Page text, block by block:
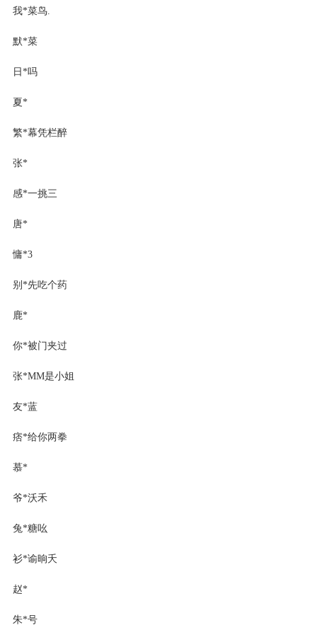
我*菜鸟.
默*菜
日*吗
夏*
繁*幕凭栏醉
张*
感*一挑三
唐*
慵*3
别*先吃个药
鹿*
你*被门夹过
张*MM是小姐
友*蓝
痞*给你两拳
慕*
爷*沃禾
兔*糖吆
衫*谕晌夭
赵*
朱*号